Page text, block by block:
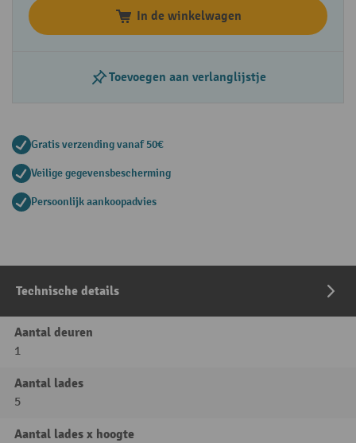
In de winkelwagen
Toevoegen aan verlanglijstje
Gratis verzending vanaf 50€
Veilige gegevensbescherming
Persoonlijk aankoopadvies
Technische details
Aantal deuren
1
Aantal lades
5
Aantal lades x hoogte